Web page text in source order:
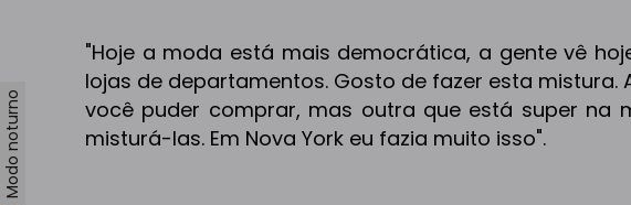
Modo noturno
"Hoje a moda está mais democrática, a gente vê
lojas de departamentos. Gosto de fazer esta
você puder comprar, mas outra que está super na
misturá-las. Em Nova York eu fazia muito isso".